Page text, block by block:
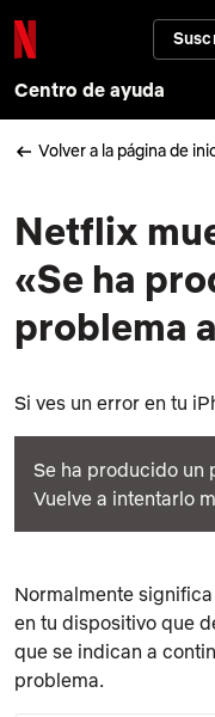
Centro de ayuda
Volver a la página de
Netflix
«Se ha
problema
Si ves un error en tu
Se ha producido un
Vuelve a intentarlo
Normalmente
en tu dispositivo que
que se indican a
problema.